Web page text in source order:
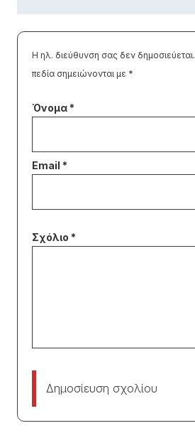
Η ηλ. διεύθυνση σας δεν δημοσιεύεται.
πεδία σημειώνονται με *
Δημοσίευση σχολίου